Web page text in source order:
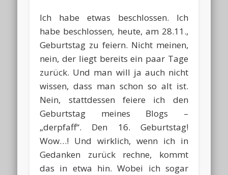
Ich habe etwas beschlossen. Ich
habe beschlossen, heute, am 28.11.,
Geburtstag zu feiern. Nicht meinen,
nein, der liegt bereits ein paar Tage
zurück. Und man will ja auch nicht
wissen, dass man schon so alt ist.
Nein, stattdessen feiere ich den
Geburtstag meines Blogs –
„derpfaff“. Den 16. Geburtstag!
Wow…! Und wirklich, wenn ich in
Gedanken zurück rechne, kommt
das in etwa hin. Wobei ich sogar